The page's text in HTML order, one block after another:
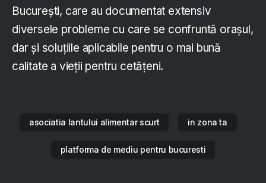
București, care au documentat extensiv
diversele probleme cu care se confruntă orașul,
dar și soluțiile aplicabile pentru o mai bună
calitate a vieții pentru cetățeni.
asociatia lantului alimentar scurt in zona ta
platforma de mediu pentru bucuresti